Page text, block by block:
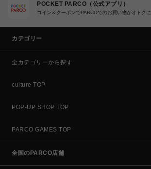
POCKET PARCO（公式アプリ）
コイン＆クーポンでPARCOでのお買い物がオトクに
カテゴリー
全カテゴリーから探す
culture TOP
POP-UP SHOP TOP
PARCO GAMES TOP
全国のPARCO店舗